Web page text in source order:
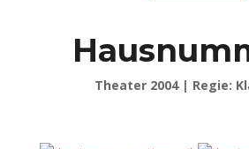
Theater 2004 | Regie: